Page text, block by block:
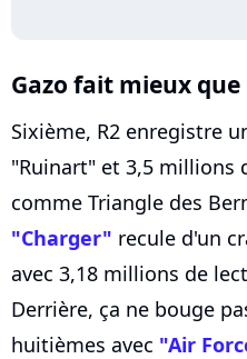
Gazo fait mieux que
Sixième, R2 enregistre
"Ruinart" et 3,5 millions
comme Triangle des
"Charger" recule d'un
avec 3,18 millions de
Derrière, ça ne bouge
huitièmes avec "Air